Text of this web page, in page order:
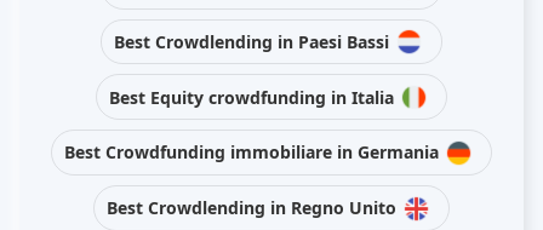
Best Crowdlending in Paesi Bassi
Best Equity crowdfunding in Italia
Best Crowdfunding immobiliare in Germania
Best Crowdlending in Regno Unito